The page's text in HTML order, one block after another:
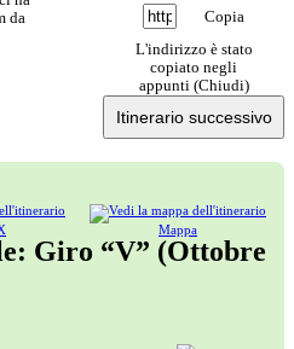
Copia
L'indirizzo è stato
copiato negli
appunti (Chiudi)
da
Itinerario successivo
Mappa
Giro “V” (Ottobre